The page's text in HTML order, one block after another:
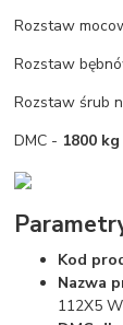
Rozstaw
Rozstaw
Rozstaw śrub
DMC - 1800 kg
Kod
Nazwa
112X5